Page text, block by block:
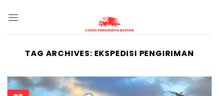
TAG ARCHIVES: EKSPEDISI PENGIRIMAN